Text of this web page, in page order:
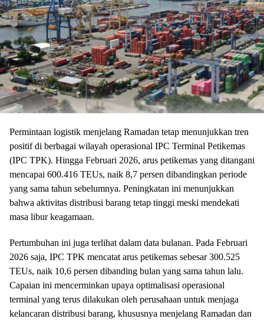
Permintaan logistik menjelang Ramadan tetap menunjukkan tren
positif di berbagai wilayah operasional IPC Terminal Petikemas
(IPC TPK). Hingga Februari 2026, arus petikemas yang ditangani
mencapai 600.416 TEUs, naik 8,7 persen dibandingkan periode
yang sama tahun sebelumnya. Peningkatan ini menunjukkan
bahwa aktivitas distribusi barang tetap tinggi meski mendekati
masa libur keagamaan.
Pertumbuhan ini juga terlihat dalam data bulanan. Pada Februari
2026 saja, IPC TPK mencatat arus petikemas sebesar 300.525
TEUs, naik 10,6 persen dibanding bulan yang sama tahun lalu.
Capaian ini mencerminkan upaya optimalisasi operasional
terminal yang terus dilakukan oleh perusahaan untuk menjaga
kelancaran distribusi barang, khususnya menjelang Ramadan dan